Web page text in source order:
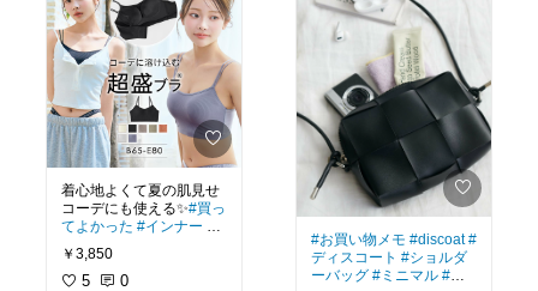
着心地よくて夏の肌見せ
コーデにも使える✨#買っ
てよかった #インナー
エメフィール
ョン
#夏コーデ
￥3,850
5 0
#お買い物メモ #discoat #
ディスコート #ショルダ
ーバッグ #ミニマル #大